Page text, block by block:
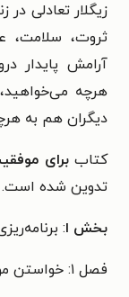
زیگلار تعادلی
ثروت، سلامت،
آرامش پایدار
هرچه
دیگران هم به
کتاببرای
تدوین شده است.
بخش ا:
فصل ۱: خواستن موفقیت